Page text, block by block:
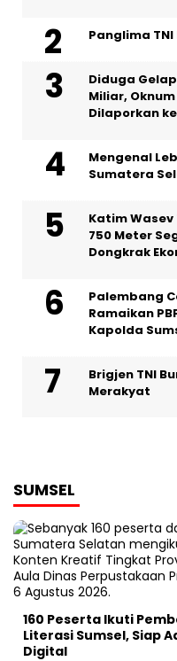
Panglima
Diduga
Miliar,
Dilaporkan
Mengenal
Sumatera
Katim Wasev
750 Meter
Dongkrak
Palembang
Ramaikan
Kapolda
Brigjen TNI
Merakyat
SUMSEL
160 Peserta Ikuti
Literasi Sumsel, Siap
Digital ‎